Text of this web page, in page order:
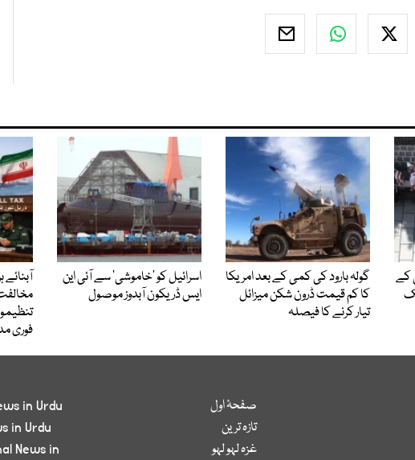
کے
تعداد 21 تک
گولہ بارود کی کمی کے بعد امریکا
کا کم قیمت ڈرون شکن میزائل
تیار کرنے کا فیصلہ
اسرائیل کو ’خاموشی‘ سے آئی این
ایس ڈریکون آبدوز موصول
فوری
صفحۂ اول
تازہ ترین
غزہ لہو لہو
in Urdu
in Urdu
News in